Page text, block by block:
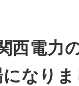
電力
なりま